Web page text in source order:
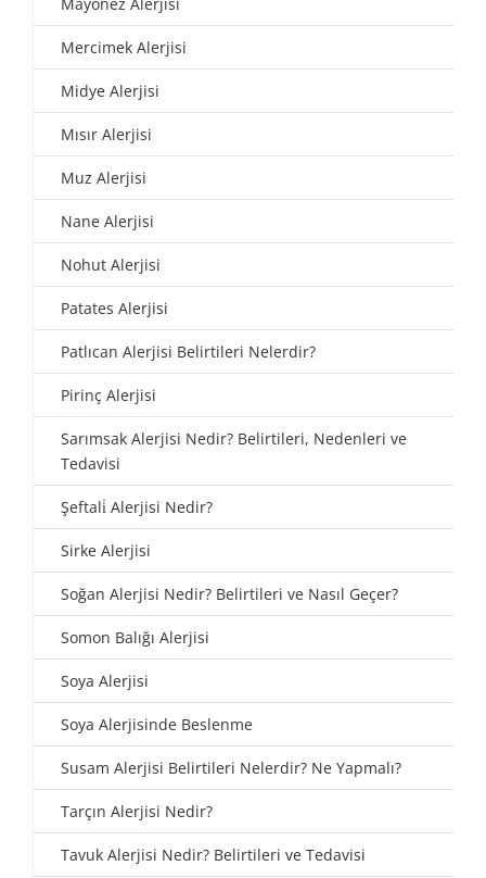
Mayonez Alerjisi
Mercimek Alerjisi
Midye Alerjisi
Mısır Alerjisi
Muz Alerjisi
Nane Alerjisi
Nohut Alerjisi
Patates Alerjisi
Patlıcan Alerjisi Belirtileri Nelerdir?
Pirinç Alerjisi
Sarımsak Alerjisi Nedir? Belirtileri, Nedenleri ve
Tedavisi
Şeftali̇ Alerjisi Nedir?
Sirke Alerjisi
Soğan Alerjisi Nedir? Belirtileri ve Nasıl Geçer?
Somon Balığı Alerjisi
Soya Alerjisi
Soya Alerjisinde Beslenme
Susam Alerjisi Belirtileri Nelerdir? Ne Yapmalı?
Tarçın Alerjisi Nedir?
Tavuk Alerjisi Nedir? Belirtileri ve Tedavisi